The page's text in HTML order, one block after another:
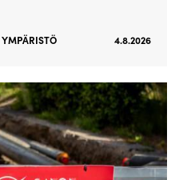
YMPÄRISTÖ 4.8.2026